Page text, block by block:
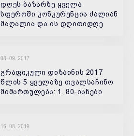
დღეს ბაზარზე ყველა
სფეროში კონკურენცია ძალიან
მაღალია და ის დღითიდღე
08. 09. 2017
გრაფიკული დიზაინის 2017
წლის 5 ყველაზე თვალსაჩინო
მიმართულება: 1. 80-იანები
წარსულში და აბრუნებენ
16. 08. 2019